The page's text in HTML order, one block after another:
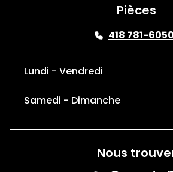
Pièces
418 781-6050
Lundi - Vendredi
Samedi - Dimanche
Nous